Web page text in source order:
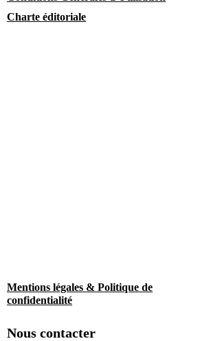
Charte éditoriale
Mentions légales & Politique de
confidentialité
Nous contacter